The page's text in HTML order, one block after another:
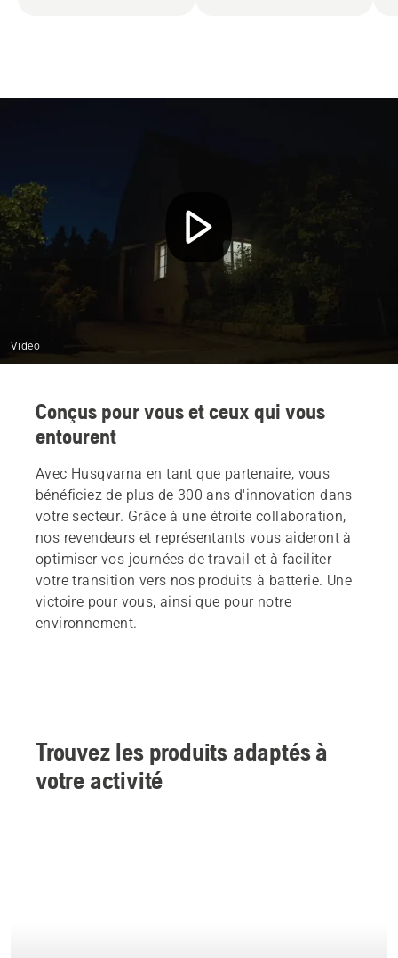
Video
Conçus pour vous et ceux qui vous
entourent
Avec Husqvarna en tant que partenaire, vous
bénéficiez de plus de 300 ans d'innovation dans
votre secteur. Grâce à une étroite collaboration,
nos revendeurs et représentants vous aideront à
optimiser vos journées de travail et à faciliter
votre transition vers nos produits à batterie. Une
victoire pour vous, ainsi que pour notre
environnement.
Trouvez les produits adaptés à
votre activité